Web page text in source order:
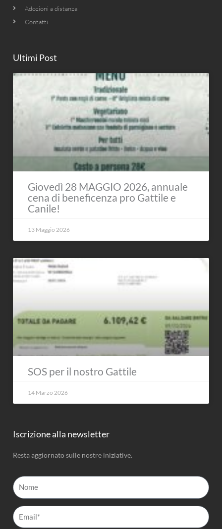
Adozioni a distanza
Contatti
Ultimi Post
Giovedì 28 MAGGIO 2026, annuale
cena di beneficenza pro Gattile e
Canile!
13 Maggio 2026
SOS per il nostro Gattile
14 Marzo 2026
Iscrizione alla newsletter
Resta aggiornato sulle nostre iniziative.
Nome
Email*